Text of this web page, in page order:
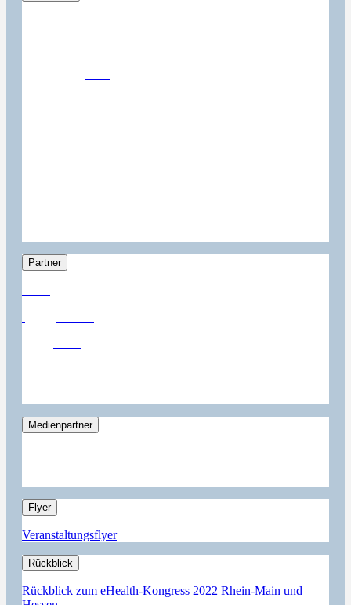
Partner
Medienpartner
Flyer
Veranstaltungsflyer
Rückblick
Rückblick zum eHealth-Kongress 2022 Rhein-Main und